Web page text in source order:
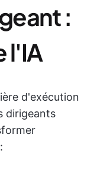
:
l'IA
d'exécution
dirigeants